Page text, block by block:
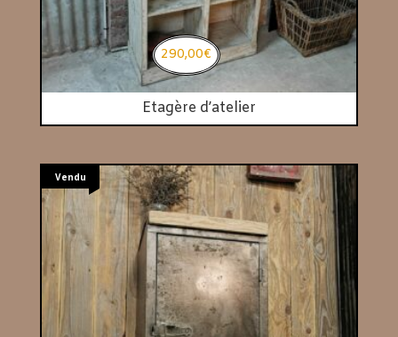
Etagère d’atelier
290,00€
Vendu